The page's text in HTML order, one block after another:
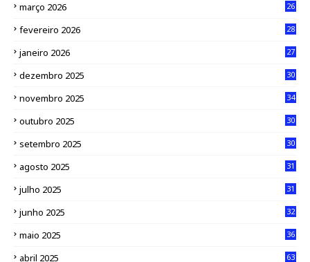
março 2026 26
fevereiro 2026 28
janeiro 2026 27
dezembro 2025 30
novembro 2025 34
outubro 2025 30
setembro 2025 30
agosto 2025 31
julho 2025 31
junho 2025 32
maio 2025 36
abril 2025 63